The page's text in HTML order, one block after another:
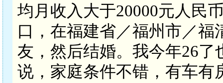
均月收入大于20000元人民
口，在福建省／福州市／
友，然后结婚。我今年26
说，家庭条件不错，有车有